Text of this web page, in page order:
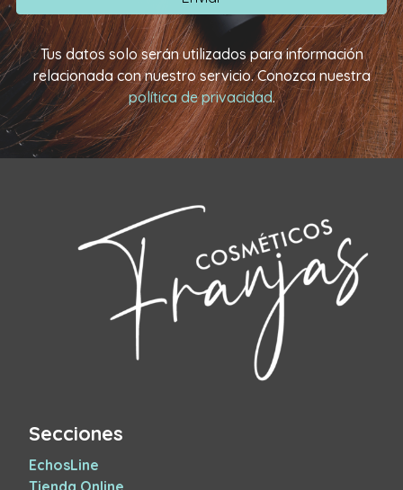
Tus datos solo serán utilizados para información
relacionada con nuestro servicio. Conozca nuestra
política de privacidad.
Secciones
EchosLine